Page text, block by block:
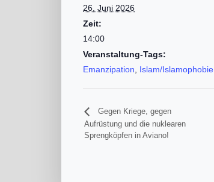
26. Juni 2026
Zeit:
14:00
Veranstaltung-Tags:
Emanzipation
Islam/Islamophobie
Gegen Kriege, gegen
Aufrüstung und die nuklearen
Sprengköpfen in Aviano!